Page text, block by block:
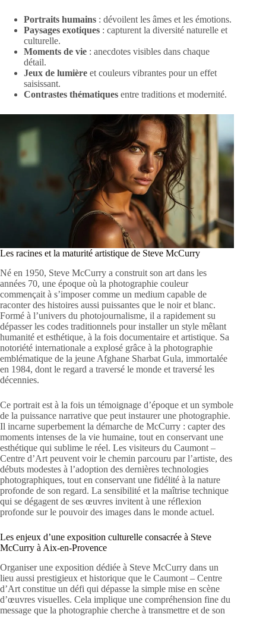
Portraits humains : dévoilent les âmes et les émotions.
Paysages exotiques : capturent la diversité naturelle et
culturelle.
Moments de vie : anecdotes visibles dans chaque
détail.
Jeux de lumière et couleurs vibrantes pour un effet
saisissant.
Contrastes thématiques entre traditions et modernité.
Les racines et la maturité artistique de Steve McCurry
Né en 1950, Steve McCurry a construit son art dans les
années 70, une époque où la photographie couleur
commençait à s’imposer comme un medium capable de
raconter des histoires aussi puissantes que le noir et blanc.
Formé à l’univers du photojournalisme, il a rapidement su
dépasser les codes traditionnels pour installer un style mêlant
humanité et esthétique, à la fois documentaire et artistique. Sa
notoriété internationale a explosé grâce à la photographie
emblématique de la jeune Afghane Sharbat Gula, immortalée
en 1984, dont le regard a traversé le monde et traversé les
décennies.
Ce portrait est à la fois un témoignage d’époque et un symbole
de la puissance narrative que peut instaurer une photographie.
Il incarne superbement la démarche de McCurry : capter des
moments intenses de la vie humaine, tout en conservant une
esthétique qui sublime le réel. Les visiteurs du Caumont –
Centre d’Art peuvent voir le chemin parcouru par l’artiste, des
débuts modestes à l’adoption des dernières technologies
photographiques, tout en conservant une fidélité à la nature
profonde de son regard. La sensibilité et la maîtrise technique
qui se dégagent de ses œuvres invitent à une réflexion
profonde sur le pouvoir des images dans le monde actuel.
Les enjeux d’une exposition culturelle consacrée à Steve
McCurry à Aix-en-Provence
Organiser une exposition dédiée à Steve McCurry dans un
lieu aussi prestigieux et historique que le Caumont – Centre
d’Art constitue un défi qui dépasse la simple mise en scène
d’œuvres visuelles. Cela implique une compréhension fine du
message que la photographie cherche à transmettre et de son